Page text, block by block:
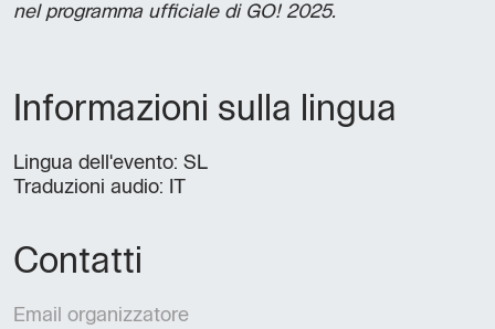
nel programma ufficiale di GO! 2025.
Informazioni sulla lingua
Lingua dell'evento: SL
Traduzioni audio: IT
Contatti
Email organizzatore